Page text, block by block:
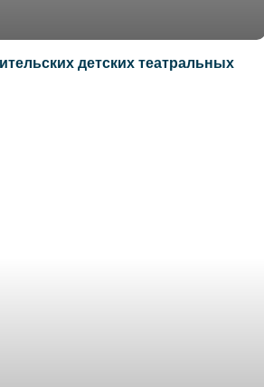
детских театральных